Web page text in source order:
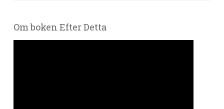
Om boken Efter Detta